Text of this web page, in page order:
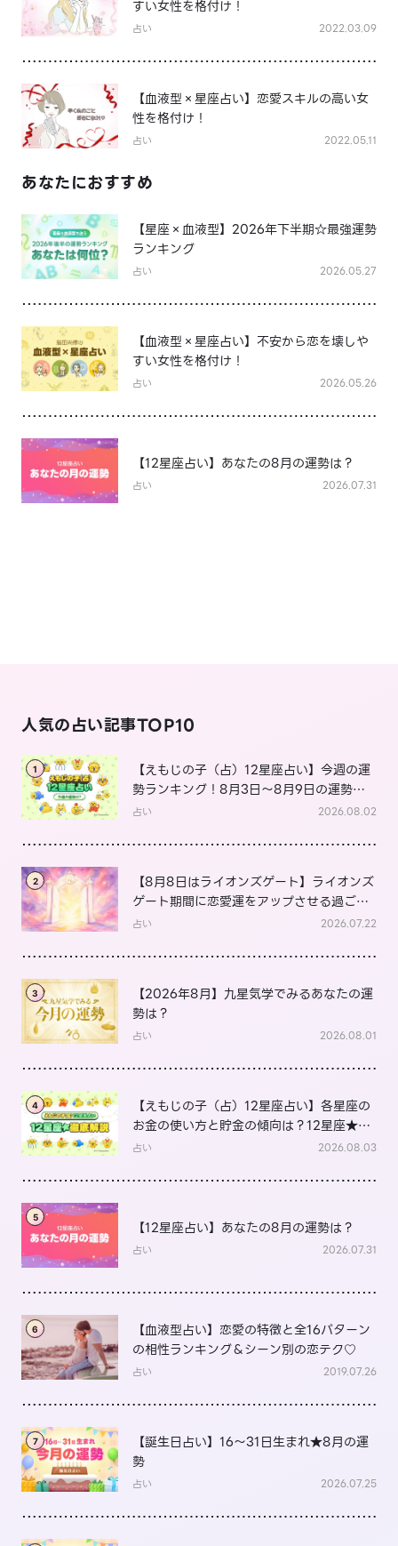
すい女性を格付け！
占い 2022.03.09
【血液型×星座占い】恋愛スキルの高い女
性を格付け！
占い 2022.05.11
あなたにおすすめ
【星座×血液型】2026年下半期☆最強運勢
ランキング
占い 2026.05.27
【血液型×星座占い】不安から恋を壊しや
すい女性を格付け！
占い 2026.05.26
【12星座占い】あなたの8月の運勢は？
占い 2026.07.31
人気の占い記事TOP10
1
【えもじの子（占）12星座占い】今週の運
勢ランキング！8月3日～8月9日の運勢
は？
占い 2026.08.02
2
【8月8日はライオンズゲート】ライオンズ
ゲート期間に恋愛運をアップさせる過ごし
方は？
占い 2026.07.22
3
【2026年8月】九星気学でみるあなたの運
勢は？
占い 2026.08.01
4
【えもじの子（占）12星座占い】各星座の
お金の使い方と貯金の傾向は？12星座★徹
底解説
占い 2026.08.03
5
【12星座占い】あなたの8月の運勢は？
占い 2026.07.31
6
【血液型占い】恋愛の特徴と全16パターン
の相性ランキング＆シーン別の恋テク♡
占い 2019.07.26
7
【誕生日占い】16～31日生まれ★8月の運
勢
占い 2026.07.25